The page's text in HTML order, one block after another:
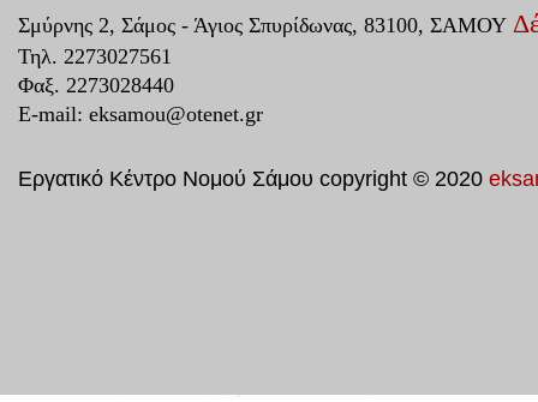
Σμύρνης 2, Σάμος - Άγιος Σπυρίδωνας, 83100, ΣΑΜΟΥ
Τηλ. 2273027561
Φαξ. 2273028440
E-mail: eksamou@otenet.gr
Εργατικό Κέντρο Νομού Σάμου copyright © 2020